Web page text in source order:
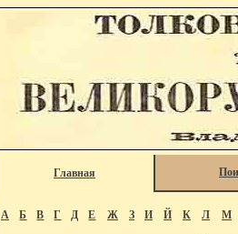
Главная
А Б В Г Д Е Ж З И Й К Л М